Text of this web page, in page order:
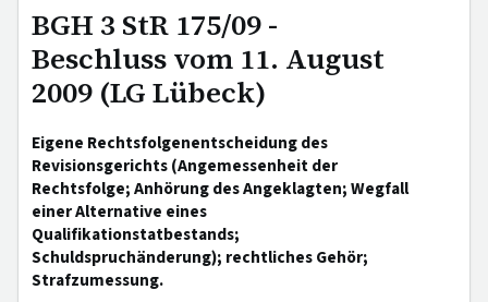
BGH 3 StR 175/09 -
Beschluss vom 11. August
2009 (LG Lübeck)
Eigene Rechtsfolgenentscheidung des
Revisionsgerichts (Angemessenheit der
Rechtsfolge; Anhörung des Angeklagten; Wegfall
einer Alternative eines
Qualifikationstatbestands;
Schuldspruchänderung); rechtliches Gehör;
Strafzumessung.